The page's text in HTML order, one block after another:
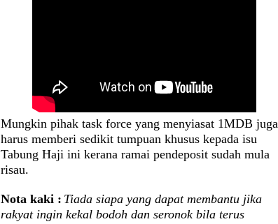
Mungkin pihak task force yang menyiasat 1MDB juga
harus memberi sedikit tumpuan khusus kepada isu
Tabung Haji ini kerana ramai pendeposit sudah mula
risau.
Nota kaki : Tiada siapa yang dapat membantu jika
rakyat ingin kekal bodoh dan seronok bila terus